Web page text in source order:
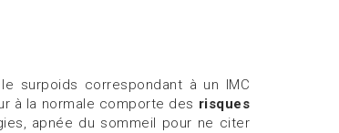
surpoids correspondant à un IMC
à la normale comporte des risques
apnée du sommeil pour ne citer